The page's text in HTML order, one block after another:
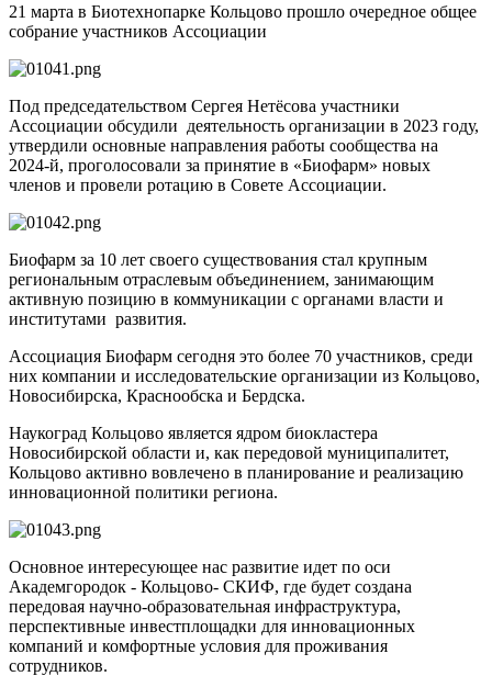
21 марта в Биотехнопарке Кольцово прошло очередное общее
собрание участников Ассоциации
Под председательством Сергея Нетёсова участники
Ассоциации обсудили деятельность организации в 2023 году,
утвердили основные направления работы сообщества на
2024-й, проголосовали за принятие в «Биофарм» новых
членов и провели ротацию в Совете Ассоциации.
Биофарм за 10 лет своего существования стал крупным
региональным отраслевым объединением, занимающим
активную позицию в коммуникации с органами власти и
институтами развития.
Ассоциация Биофарм сегодня это более 70 участников, среди
них компании и исследовательские организации из Кольцово,
Новосибирска, Краснообска и Бердска.
Наукоград Кольцово является ядром биокластера
Новосибирской области и, как передовой муниципалитет,
Кольцово активно вовлечено в планирование и реализацию
инновационной политики региона.
Основное интересующее нас развитие идет по оси
Академгородок - Кольцово- СКИФ, где будет создана
передовая научно-образовательная инфраструктура,
перспективные инвестплощадки для инновационных
компаний и комфортные условия для проживания
сотрудников.